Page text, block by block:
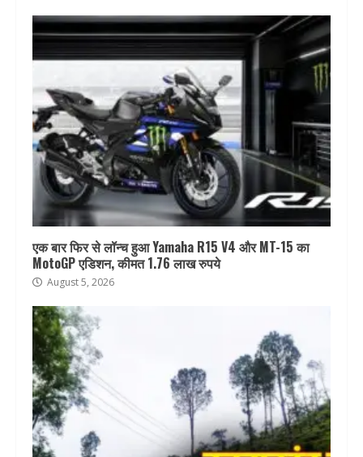
एक बार फिर से लॉन्च हुआ Yamaha R15 V4 और MT-15 का
MotoGP एडिशन, कीमत 1.76 लाख रुपये
August 5, 2026